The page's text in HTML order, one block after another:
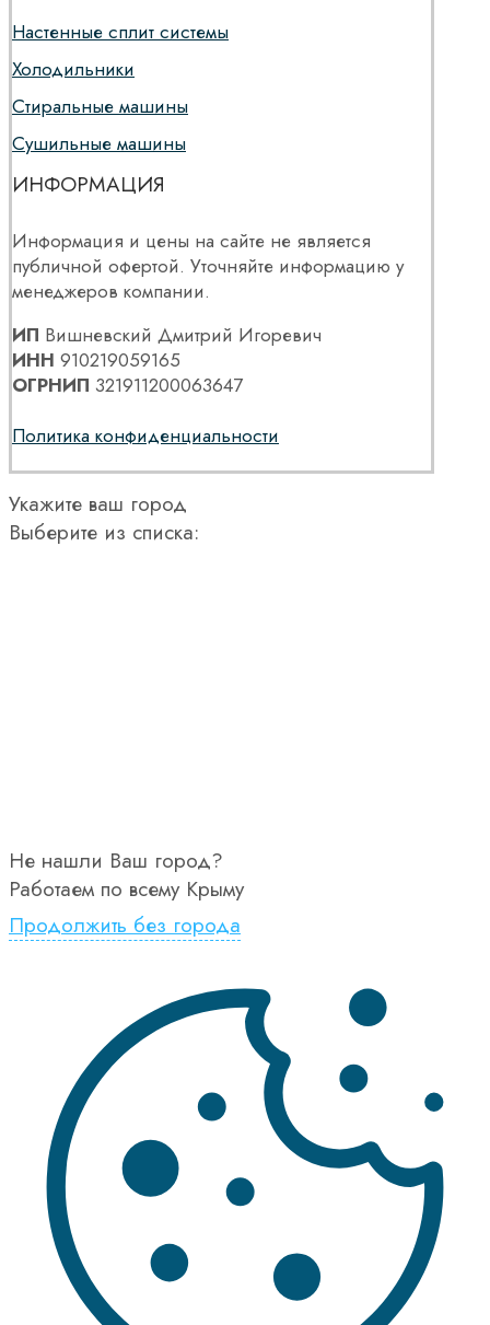
Настенные сплит системы
Холодильники
Стиральные машины
Сушильные машины
ИНФОРМАЦИЯ
Информация и цены на сайте не является
публичной офертой. Уточняйте информацию у
менеджеров компании.
ИП Вишневский Дмитрий Игоревич
ИНН 910219059165
ОГРНИП 321911200063647
Политика конфиденциальности
Укажите ваш город
Выберите из списка:
Не нашли Ваш город?
Работаем по всему Крыму
Продолжить без города